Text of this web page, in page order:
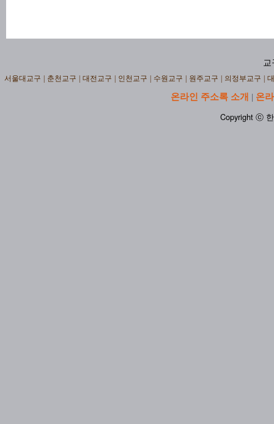
교
서울대교구 춘천교구 대전교구 인천교구 수원교구 원주교구 의정부교구
온라인 주소록 소개 | 온
Copyright ⓒ